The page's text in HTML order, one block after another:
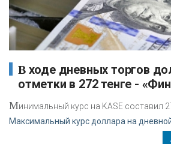
В ходе дневных торгов доллар достигал
отметки в 272 тенге -
Минимальный курс на KASE составил
Максимальный курс доллара на